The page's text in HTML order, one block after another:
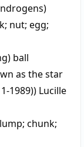
; nut; egg;
ball
as the star
1989)) Lucille
; chunk;